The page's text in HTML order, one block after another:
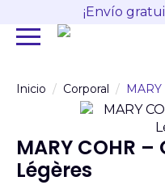
¡Envío
Inicio Corporal
MARY COHR
Légères